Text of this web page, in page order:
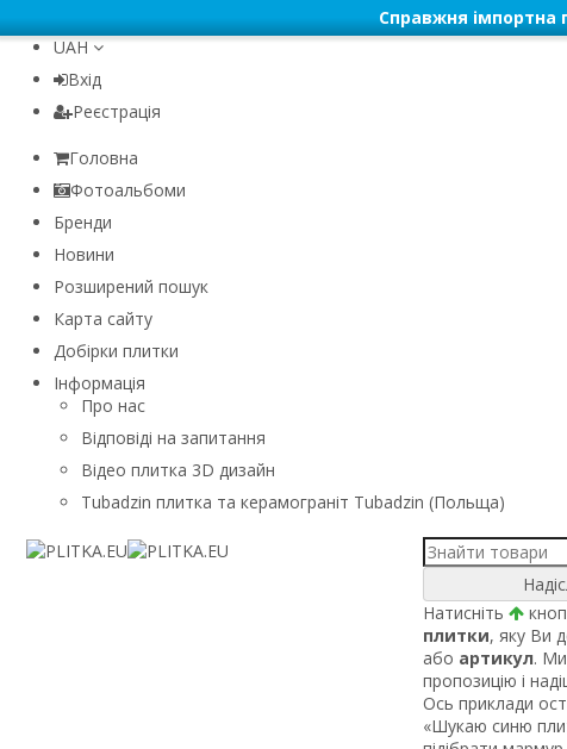
Справжня імпортна
UAH
Вхід
Реєстрація
Головна
Фотоальбоми
Бренди
Новини
Розширений пошук
Карта сайту
Добірки плитки
Інформація
Про нас
Відповіді на запитання
Відео плитка 3D дизайн
Tubadzin плитка та керамограніт Tubadzin (Польща)
Натисніть
плитки, яку Ви
або артикул.
пропозицію і
Ось приклади
«Шукаю синю